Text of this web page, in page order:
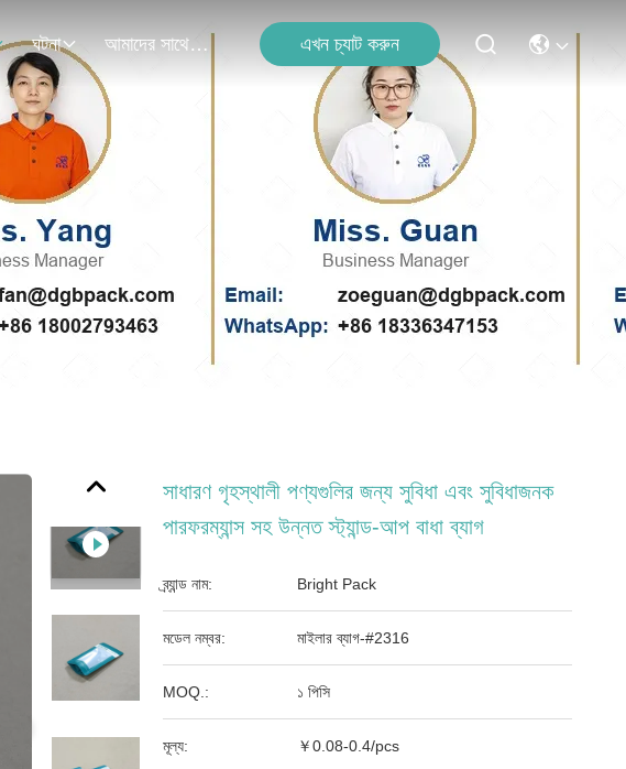
ঘটনা আমাদের সাথে যোগাযোগ এখন চ্যাট করুন
সাধারণ গৃহস্থালী পণ্যগুলির জন্য সুবিধা এবং সুবিধাজনক
পারফরম্যান্স সহ উন্নত স্ট্যান্ড-আপ বাধা ব্যাগ
ব্র্যান্ড নাম: Bright Pack
মডেল নম্বর: মাইলার ব্যাগ-#2316
MOQ.: ১ পিসি
মূল্য: ￥0.08-0.4/pcs